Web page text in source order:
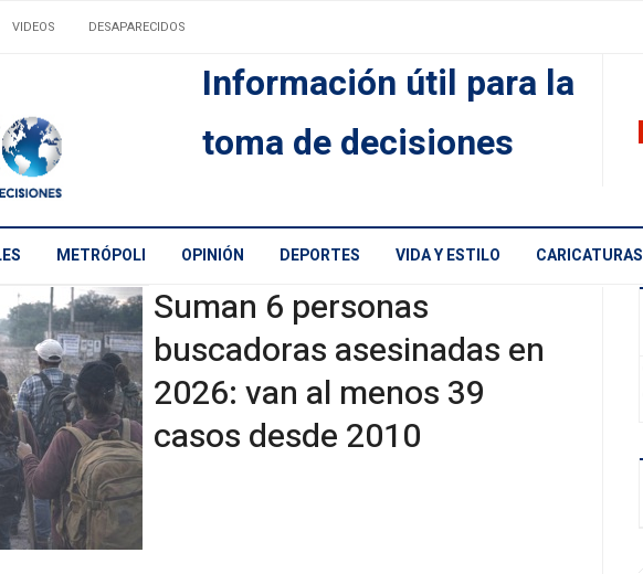
VIDEOS DESAPARECIDOS
Información útil para la
toma de decisiones
METRÓPOLI OPINIÓN DEPORTES VIDA Y ESTILO CARICATURAS
Suman 6 personas
buscadoras asesinadas en
2026: van al menos 39
casos desde 2010